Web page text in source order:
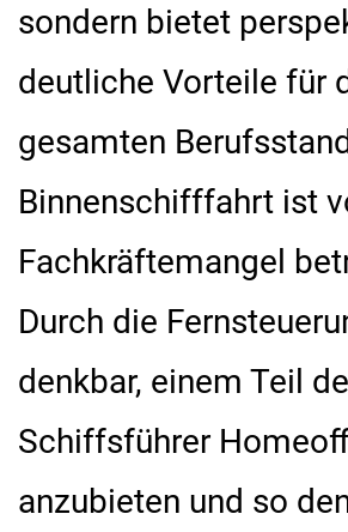
sondern bietet
deutliche Vorteile für
gesamten
Binnenschifffahrt ist
Fachkräftemangel
Durch die
denkbar, einem Teil
Schiffsführer
anzubieten und so